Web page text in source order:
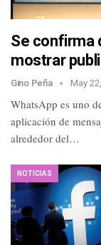
Se confirma
mostrar
Gino Peña May
WhatsApp es uno
aplicación de
alrededor del…
NOTICIAS